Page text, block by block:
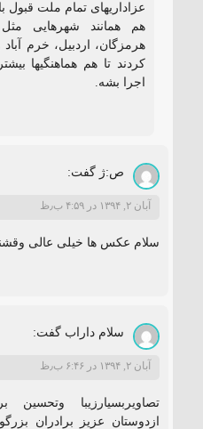
عزاداریهای تمام ملت قبول
هم همانند شهرهایی
هرمزگان، اردبیل، خرم
کردند تا هم هماهنگیها
اجرا بشه.
ص:ژ گفت:
آبان ۲, ۱۳۹۴ در ۴:۵۹ ب٫ظ
سلام عکس ها خیلى عالى
سلام داراب گفت:
آبان ۲, ۱۳۹۴ در ۶:۴۶ ب٫ظ
تصاویربسیارزیبا وتحسین
ازدوستان عزیز برادران